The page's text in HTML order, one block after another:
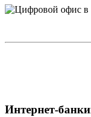
Интернет-